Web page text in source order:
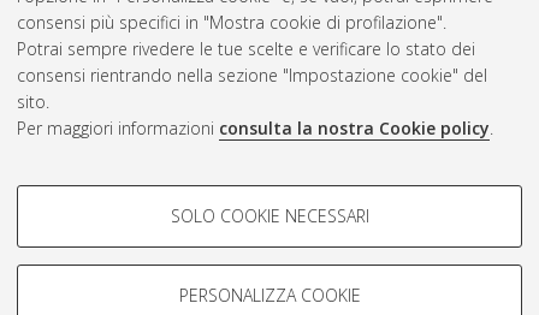
consensi più specifici in "Mostra cookie di profilazione".
Potrai sempre rivedere le tue scelte e verificare lo stato dei
consensi rientrando nella sezione "Impostazione cookie" del
sito.
Per maggiori informazioni consulta la nostra Cookie policy.
COOKIE DI PROFILAZIONE -
Si tratta di cookie utilizzati per analizzare le caratteristiche della
navigazione degli utenti, creare profili in base al loro comportamento
SOLO COOKIE NECESSARI
PERSONALIZZA COOKIE
Rss 2.0
ISSN: 2038-7946
Impostazioni Cookie
Informativa sulla privacy
Condizioni d’uso del sito